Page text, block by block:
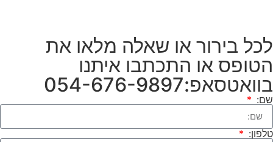
לכל בירור או שאלה מלאו את
הטופס או התכתבו איתנו
בוואטסאפ:054-676-9897
שם:
טלפון: